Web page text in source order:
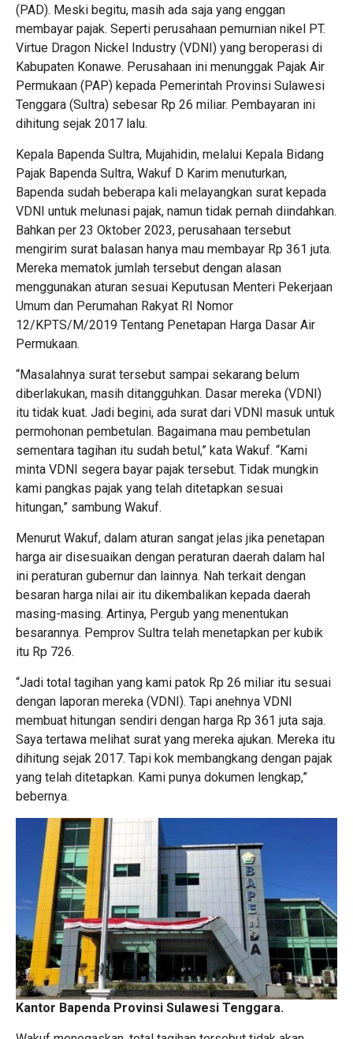
(PAD). Meski begitu, masih ada saja yang enggan
membayar pajak. Seperti perusahaan pemurnian nikel PT.
Virtue Dragon Nickel Industry (VDNI) yang beroperasi di
Kabupaten Konawe. Perusahaan ini menunggak Pajak Air
Permukaan (PAP) kepada Pemerintah Provinsi Sulawesi
Tenggara (Sultra) sebesar Rp 26 miliar. Pembayaran ini
dihitung sejak 2017 lalu.
Kepala Bapenda Sultra, Mujahidin, melalui Kepala Bidang
Pajak Bapenda Sultra, Wakuf D Karim menuturkan,
Bapenda sudah beberapa kali melayangkan surat kepada
VDNI untuk melunasi pajak, namun tidak pernah diindahkan.
Bahkan per 23 Oktober 2023, perusahaan tersebut
mengirim surat balasan hanya mau membayar Rp 361 juta.
Mereka mematok jumlah tersebut dengan alasan
menggunakan aturan sesuai Keputusan Menteri Pekerjaan
Umum dan Perumahan Rakyat RI Nomor
12/KPTS/M/2019 Tentang Penetapan Harga Dasar Air
Permukaan.
“Masalahnya surat tersebut sampai sekarang belum
diberlakukan, masih ditangguhkan. Dasar mereka (VDNI)
itu tidak kuat. Jadi begini, ada surat dari VDNI masuk untuk
permohonan pembetulan. Bagaimana mau pembetulan
sementara tagihan itu sudah betul,” kata Wakuf. “Kami
minta VDNI segera bayar pajak tersebut. Tidak mungkin
kami pangkas pajak yang telah ditetapkan sesuai
hitungan,” sambung Wakuf.
Menurut Wakuf, dalam aturan sangat jelas jika penetapan
harga air disesuaikan dengan peraturan daerah dalam hal
ini peraturan gubernur dan lainnya. Nah terkait dengan
besaran harga nilai air itu dikembalikan kepada daerah
masing-masing. Artinya, Pergub yang menentukan
besarannya. Pemprov Sultra telah menetapkan per kubik
itu Rp 726.
“Jadi total tagihan yang kami patok Rp 26 miliar itu sesuai
dengan laporan mereka (VDNI). Tapi anehnya VDNI
membuat hitungan sendiri dengan harga Rp 361 juta saja.
Saya tertawa melihat surat yang mereka ajukan. Mereka itu
dihitung sejak 2017. Tapi kok membangkang dengan pajak
yang telah ditetapkan. Kami punya dokumen lengkap,”
bebernya.
Kantor Bapenda Provinsi Sulawesi Tenggara.